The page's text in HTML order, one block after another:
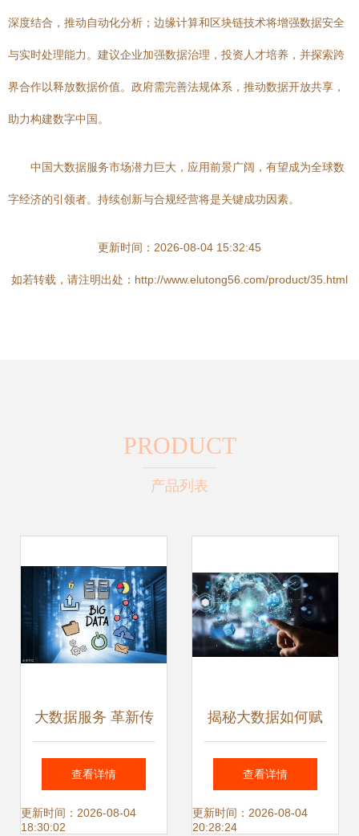
深度结合，推动自动化分析；边缘计算和区块链技术将增强数据安全
与实时处理能力。建议企业加强数据治理，投资人才培养，并探索跨
界合作以释放数据价值。政府需完善法规体系，推动数据开放共享，
助力构建数字中国。
中国大数据服务市场潜力巨大，应用前景广阔，有望成为全球数
字经济的引领者。持续创新与合规经营将是关键成功因素。
更新时间：2026-08-04 15:32:45
如若转载，请注明出处：http://www.elutong56.com/product/35.html
PRODUCT
产品列表
大数据服务 革新传
统金融模式，布局
智能风控新篇章
查看详情
更新时间：2026-08-04
18:30:02
揭秘大数据如何赋
能学历提升行业 精
准锁定客户的策略
查看详情
更新时间：2026-08-04
20:28:24